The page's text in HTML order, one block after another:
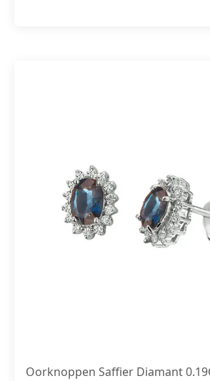
Oorknoppen Saffier Diamant